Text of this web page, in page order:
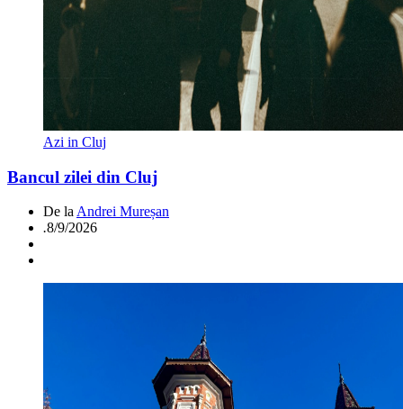
Azi in Cluj
Bancul zilei din Cluj
De la Andrei Mureșan
.8/9/2026